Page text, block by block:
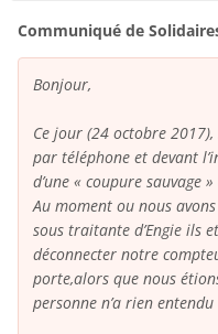
Communiqué de
Bonjour,
Ce jour (24 octobre
par téléphone et devant
d’une « coupure sauvage
Au moment ou nous
sous traitante d’Engie ils
déconnecter notre
porte,alors que nous
personne n’a rien